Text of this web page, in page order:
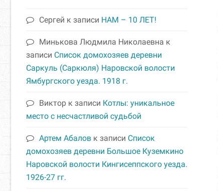
Сергей к записи НАМ – 10 ЛЕТ!
Минькова Людмила Николаевна к
записи Список домохозяев деревни
Саркуль (Саркюля) Наровской волости
Ямбургского уезда. 1918 г.
Виктор к записи Котлы: уникальное
место с несчастливой судьбой
Артем Абалов к записи Список
домохозяев деревни Большое Куземкино
Наровской волости Кингисеппского уезда.
1926-27 гг.